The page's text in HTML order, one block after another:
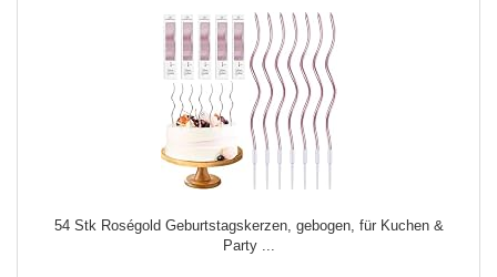
54 Stk Roségold Geburtstagskerzen, gebogen, für Kuchen &
Party ...